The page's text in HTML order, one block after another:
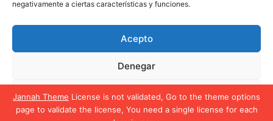
negativamente a ciertas características y funciones.
Acepto
Denegar
Ver preferencias
Jannah Theme License is not validated, Go to the theme options
page to validate the license, You need a single license for each
El Deporte Femenino
Política de privacidad
Política de cookies
Facebook
X YouTubeInstagram